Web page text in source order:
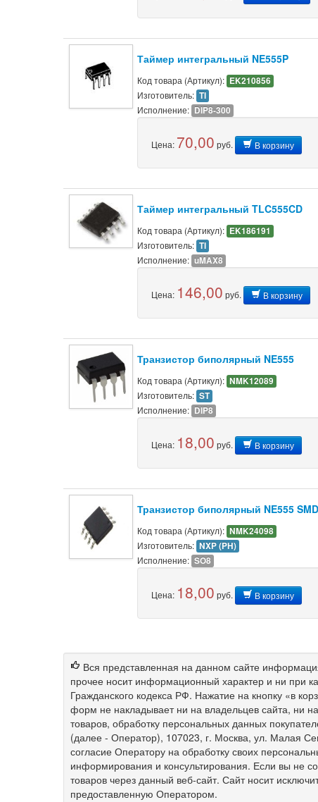
Таймер интегральный NE555P
Код товара (Артикул): EK210856
Изготовитель: TI
Исполнение: DIP8-300
Цена: 70,00 руб. В корзину
Таймер интегральный TLC555CD
Код товара (Артикул): EK186191
Изготовитель: TI
Исполнение: uMAX8
Цена: 146,00 руб. В корзину
Транзистор биполярный NE555
Код товара (Артикул): NMK12089
Изготовитель: ST
Исполнение: DIP8
Цена: 18,00 руб. В корзину
Транзистор биполярный NE555 SMD
Код товара (Артикул): NMK24098
Изготовитель: NXP (PH)
Исполнение: SO8
Цена: 18,00 руб. В корзину
Вся представленная на данном сайте
прочее носит информационный характер и ни при
Гражданского кодекса РФ. Нажатие на кнопку «в
форм не накладывает ни на владельцев сайта, ни
товаров, обработку персональных данных
(далее - Оператор), 107023, г. Москва, ул. Малая
согласие Оператору на обработку своих
информирования и консультирования. Если вы не
товаров через данный веб-сайт. Сайт носит
предоставленную Оператором.